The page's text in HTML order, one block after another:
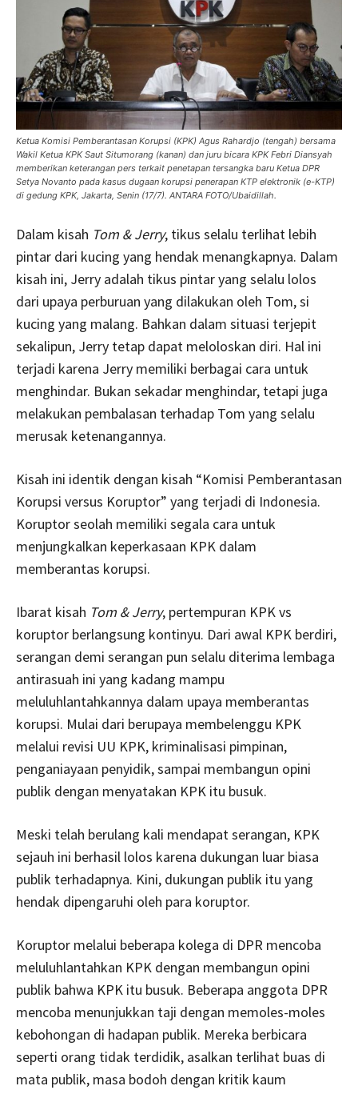
Ketua Komisi Pemberantasan Korupsi (KPK) Agus Rahardjo (tengah) bersama
Wakil Ketua KPK Saut Situmorang (kanan) dan juru bicara KPK Febri Diansyah
memberikan keterangan pers terkait penetapan tersangka baru Ketua DPR
Setya Novanto pada kasus dugaan korupsi penerapan KTP elektronik (e-KTP)
di gedung KPK, Jakarta, Senin (17/7). ANTARA FOTO/Ubaidillah.
Dalam kisah Tom & Jerry, tikus selalu terlihat lebih
pintar dari kucing yang hendak menangkapnya. Dalam
kisah ini, Jerry adalah tikus pintar yang selalu lolos
dari upaya perburuan yang dilakukan oleh Tom, si
kucing yang malang. Bahkan dalam situasi terjepit
sekalipun, Jerry tetap dapat meloloskan diri. Hal ini
terjadi karena Jerry memiliki berbagai cara untuk
menghindar. Bukan sekadar menghindar, tetapi juga
melakukan pembalasan terhadap Tom yang selalu
merusak ketenangannya.
Kisah ini identik dengan kisah “Komisi Pemberantasan
Korupsi versus Koruptor” yang terjadi di Indonesia.
Koruptor seolah memiliki segala cara untuk
menjungkalkan keperkasaan KPK dalam
memberantas korupsi.
Ibarat kisah Tom & Jerry, pertempuran KPK vs
koruptor berlangsung kontinyu. Dari awal KPK berdiri,
serangan demi serangan pun selalu diterima lembaga
antirasuah ini yang kadang mampu
meluluhlantahkannya dalam upaya memberantas
korupsi. Mulai dari berupaya membelenggu KPK
melalui revisi UU KPK, kriminalisasi pimpinan,
penganiayaan penyidik, sampai membangun opini
publik dengan menyatakan KPK itu busuk.
Meski telah berulang kali mendapat serangan, KPK
sejauh ini berhasil lolos karena dukungan luar biasa
publik terhadapnya. Kini, dukungan publik itu yang
hendak dipengaruhi oleh para koruptor.
Koruptor melalui beberapa kolega di DPR mencoba
meluluhlantahkan KPK dengan membangun opini
publik bahwa KPK itu busuk. Beberapa anggota DPR
mencoba menunjukkan taji dengan memoles-moles
kebohongan di hadapan publik. Mereka berbicara
seperti orang tidak terdidik, asalkan terlihat buas di
mata publik, masa bodoh dengan kritik kaum